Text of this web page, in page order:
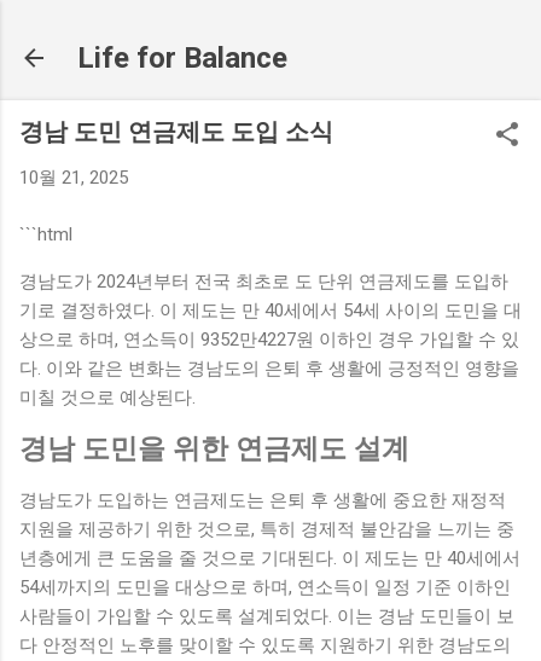
Life for Balance
경남 도민 연금제도 도입 소식
10월 21, 2025
```html
경남도가 2024년부터 전국 최초로 도 단위 연금제도를 도입하
기로 결정하였다. 이 제도는 만 40세에서 54세 사이의 도민을 대
상으로 하며, 연소득이 9352만4227원 이하인 경우 가입할 수 있
다. 이와 같은 변화는 경남도의 은퇴 후 생활에 긍정적인 영향을
미칠 것으로 예상된다.
경남 도민을 위한 연금제도 설계
경남도가 도입하는 연금제도는 은퇴 후 생활에 중요한 재정적
지원을 제공하기 위한 것으로, 특히 경제적 불안감을 느끼는 중
년층에게 큰 도움을 줄 것으로 기대된다. 이 제도는 만 40세에서
54세까지의 도민을 대상으로 하며, 연소득이 일정 기준 이하인
사람들이 가입할 수 있도록 설계되었다. 이는 경남 도민들이 보
다 안정적인 노후를 맞이할 수 있도록 지원하기 위한 경남도의